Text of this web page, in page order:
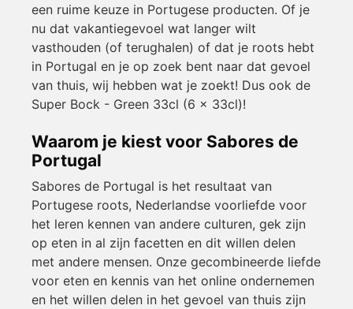
een ruime keuze in Portugese producten. Of je
nu dat vakantiegevoel wat langer wilt
vasthouden (of terughalen) of dat je roots hebt
in Portugal en je op zoek bent naar dat gevoel
van thuis, wij hebben wat je zoekt! Dus ook de
Super Bock - Green 33cl (6 x 33cl)!
Waarom je kiest voor Sabores de
Portugal
Sabores de Portugal is het resultaat van
Portugese roots, Nederlandse voorliefde voor
het leren kennen van andere culturen, gek zijn
op eten in al zijn facetten en dit willen delen
met andere mensen. Onze gecombineerde liefde
voor eten en kennis van het online ondernemen
en het willen delen in het gevoel van thuis zijn